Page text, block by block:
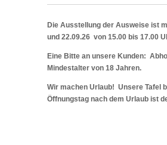
Die Ausstellung der Ausweise ist
und 22.09.26 von 15.00 bis 17.00
Eine Bitte an unsere Kunden:
Mindestalter von 18 Jahren.
Wir machen Urlaub! Unsere Tafel
Öffnungstag nach dem Urlaub ist